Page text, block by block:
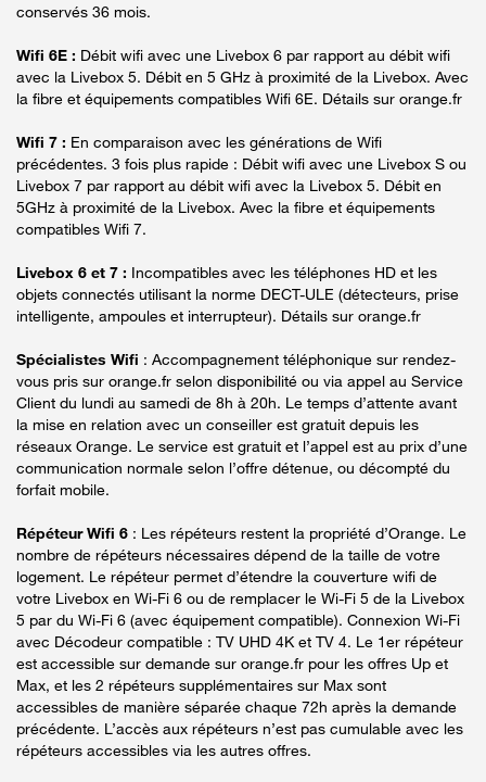
conservés 36 mois.
Wifi 6E : Débit wifi avec une Livebox 6 par rapport au débit wifi
avec la Livebox 5. Débit en 5 GHz à proximité de la Livebox. Avec
la fibre et équipements compatibles Wifi 6E. Détails sur orange.fr
Wifi 7 : En comparaison avec les générations de Wifi
précédentes. 3 fois plus rapide : Débit wifi avec une Livebox S ou
Livebox 7 par rapport au débit wifi avec la Livebox 5. Débit en
5GHz à proximité de la Livebox. Avec la fibre et équipements
compatibles Wifi 7.
Livebox 6 et 7 : Incompatibles avec les téléphones HD et les
objets connectés utilisant la norme DECT-ULE (détecteurs, prise
intelligente, ampoules et interrupteur). Détails sur orange.fr
Spécialistes Wifi : Accompagnement téléphonique sur rendez-
vous pris sur orange.fr selon disponibilité ou via appel au Service
Client du lundi au samedi de 8h à 20h. Le temps d’attente avant
la mise en relation avec un conseiller est gratuit depuis les
réseaux Orange. Le service est gratuit et l’appel est au prix d’une
communication normale selon l’offre détenue, ou décompté du
forfait mobile.
Répéteur Wifi 6 : Les répéteurs restent la propriété d’Orange. Le
nombre de répéteurs nécessaires dépend de la taille de votre
logement. Le répéteur permet d’étendre la couverture wifi de
votre Livebox en Wi-Fi 6 ou de remplacer le Wi-Fi 5 de la Livebox
5 par du Wi-Fi 6 (avec équipement compatible). Connexion Wi-Fi
avec Décodeur compatible : TV UHD 4K et TV 4. Le 1er répéteur
est accessible sur demande sur orange.fr pour les offres Up et
Max, et les 2 répéteurs supplémentaires sur Max sont
accessibles de manière séparée chaque 72h après la demande
précédente. L’accès aux répéteurs n’est pas cumulable avec les
répéteurs accessibles via les autres offres.